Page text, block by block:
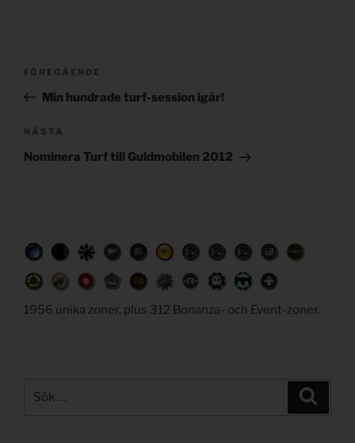
Post
Föregående
inlägg
FÖREGÅENDE
Min hundrade turf-session igår!
Nästa
inlägg
NÄSTA
Nominera Turf till Guldmobilen 2012
1956 unika zoner, plus 312 Bonanza- och Event-zoner.